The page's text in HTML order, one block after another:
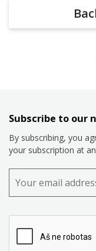
Subscribe to our
By subscribing, you
your subscription at